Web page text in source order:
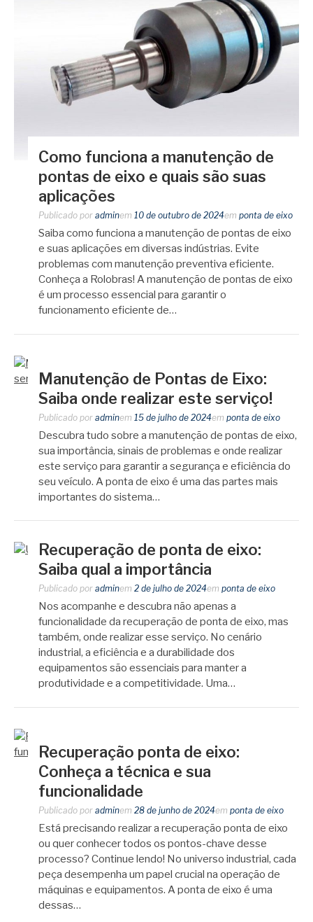
Como funciona a manutenção de
pontas de eixo e quais são suas
aplicações
Publicado por adminem 10 de outubro de 2024em ponta de eixo
Saiba como funciona a manutenção de pontas de eixo
e suas aplicações em diversas indústrias. Evite
problemas com manutenção preventiva eficiente.
Conheça a Rolobras! A manutenção de pontas de eixo
é um processo essencial para garantir o
funcionamento eficiente de…
Manutenção de Pontas de Eixo:
Saiba onde realizar este serviço!
Publicado por adminem 15 de julho de 2024em ponta de eixo
Descubra tudo sobre a manutenção de pontas de eixo,
sua importância, sinais de problemas e onde realizar
este serviço para garantir a segurança e eficiência do
seu veículo. A ponta de eixo é uma das partes mais
importantes do sistema…
Recuperação de ponta de eixo:
Saiba qual a importância
Publicado por adminem 2 de julho de 2024em ponta de eixo
Nos acompanhe e descubra não apenas a
funcionalidade da recuperação de ponta de eixo, mas
também, onde realizar esse serviço. No cenário
industrial, a eficiência e a durabilidade dos
equipamentos são essenciais para manter a
produtividade e a competitividade. Uma…
Recuperação ponta de eixo:
Conheça a técnica e sua
funcionalidade
Publicado por adminem 28 de junho de 2024em ponta de eixo
Está precisando realizar a recuperação ponta de eixo
ou quer conhecer todos os pontos-chave desse
processo? Continue lendo! No universo industrial, cada
peça desempenha um papel crucial na operação de
máquinas e equipamentos. A ponta de eixo é uma
dessas…